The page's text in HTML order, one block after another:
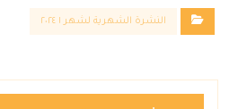
النشرة الشهرية لشهر ١ ٢٠٢٤